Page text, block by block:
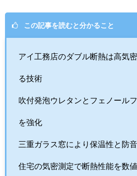
この記事を読むと分かること
アイ工務店のダブル断熱は高気
る技術
吹付発泡ウレタンとフェノール
を強化
三重ガラス窓により保温性と防
住宅の気密測定で断熱性能を数